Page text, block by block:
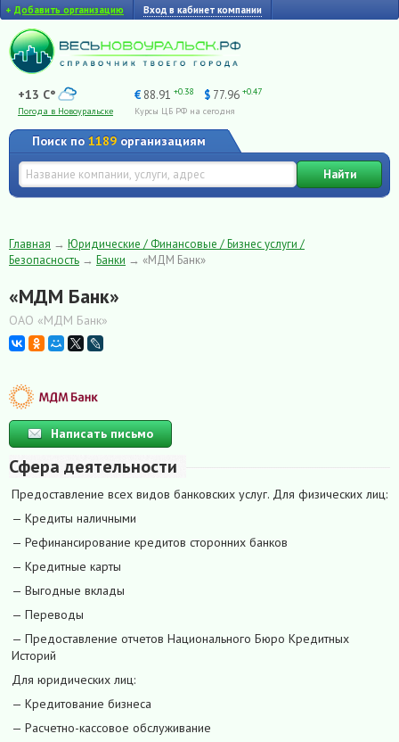
+ Добавить организацию Вход в кабинет компании
+13 C°
Погода в Новоуральске
€ 88.91 +0.38 $ 77.96 +0.47
Курсы ЦБ РФ на сегодня
Поиск по 1189 организациям
Найти
Главная → Юридические / Финансовые / Бизнес услуги /
Безопасность → Банки → «МДМ Банк»
«МДМ Банк»
ОАО «МДМ Банк»
Написать письмо
Сфера деятельности
Предоставление всех видов банковских услуг. Для физических лиц:
— Кредиты наличными
— Рефинансирование кредитов сторонних банков
— Кредитные карты
— Выгодные вклады
— Переводы
— Предоставление отчетов Национального Бюро Кредитных
Историй
Для юридических лиц:
— Кредитование бизнеса
— Расчетно-кассовое обслуживание